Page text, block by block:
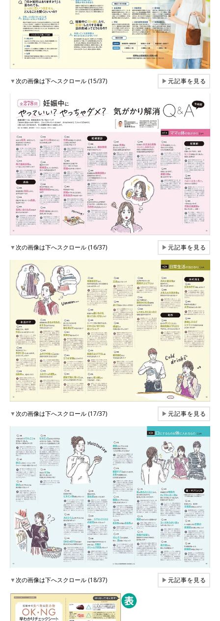
▼次の画像は下へスクロール (15/37) ▶元記事を見る
▼次の画像は下へスクロール (16/37) ▶元記事を見る
▼次の画像は下へスクロール (17/37) ▶元記事を見る
▼次の画像は下へスクロール (18/37) ▶元記事を見る